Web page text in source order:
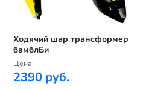
Ходячий шар трансформер
бамблБи
Цена:
2390 руб.